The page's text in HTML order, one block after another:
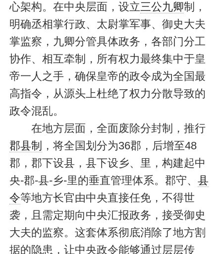
心架构。在中央层面，设立三公九卿制，
明确丞相掌行政、太尉掌军事、御史大夫
掌监察，九卿分管具体政务，各部门分工
协作、相互牵制，所有权力最终集中于皇
帝一人之手，确保皇帝的政令成为全国最
高指令，从源头上杜绝了权力分散导致的
政令混乱。
在地方层面，全面废除分封制，推行
郡县制
，将全国划分为36郡，后增至48
郡，郡下设县，县下设乡、里，构建起中
央-郡-县-乡-里的垂直管理体系。郡守、 县
令等地方长官由中央直接任免，不得世
袭，且需定期向中央汇报政务，接受御史
大夫的监察。这套体系彻底消除了地方割
据的隐患，让中央政令能够通过层层传